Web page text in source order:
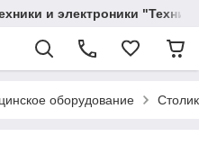
и электроники
оборудование